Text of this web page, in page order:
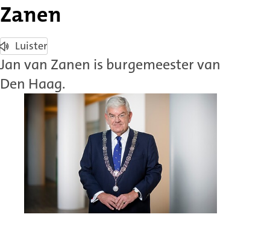
Zanen
Luister
Jan van Zanen is burgemeester van
Den Haag.